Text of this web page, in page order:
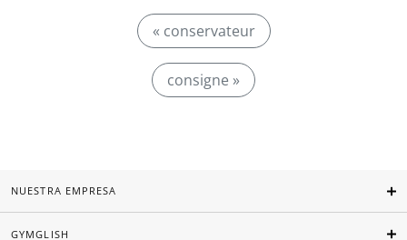
« conservateur
consigne »
NUESTRA EMPRESA
GYMGLISH